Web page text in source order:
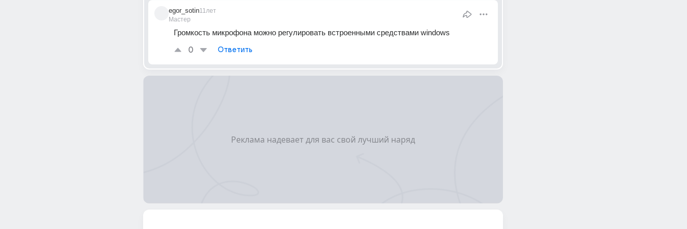
egor_sotin
Мастер
11лет
Громкость микрофона можно регулировать встроенными средствами windows
0 Ответить